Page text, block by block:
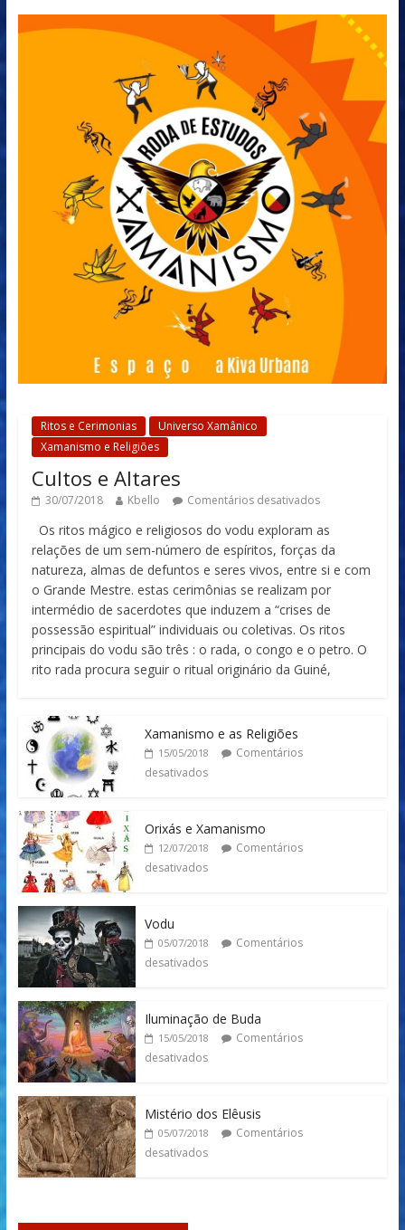
Ritos e Cerimonias
Universo Xamânico
Xamanismo e Religiões
Cultos e Altares
30/07/2018 Kbello Comentários desativados
Os ritos mágico e religiosos do vodu exploram as
relações de um sem-número de espíritos, forças da
natureza, almas de defuntos e seres vivos, entre si e com
o Grande Mestre. estas cerimônias se realizam por
intermédio de sacerdotes que induzem a “crises de
possessão espiritual” individuais ou coletivas. Os ritos
principais do vodu são três : o rada, o congo e o petro. O
rito rada procura seguir o ritual originário da Guiné,
Xamanismo e as Religiões
15/05/2018
Comentários
desativados
Orixás e Xamanismo
12/07/2018
Comentários
desativados
Vodu
05/07/2018
Comentários
desativados
Iluminação de Buda
15/05/2018
Comentários
desativados
Mistério dos Elêusis
05/07/2018
Comentários
desativados